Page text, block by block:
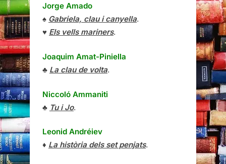
Jorge Amado
♠ Gabriela, clau i canyella.
♥ Els vells mariners.
Joaquim Amat-Piniella
♣ La clau de volta.
Niccoló Ammaniti
♣ Tu i Jo.
Leonid Andréiev
♦ La història dels set penjats.